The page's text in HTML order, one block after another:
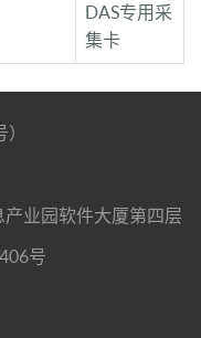
DAS专用采
集卡
业园软件大厦第四层
号